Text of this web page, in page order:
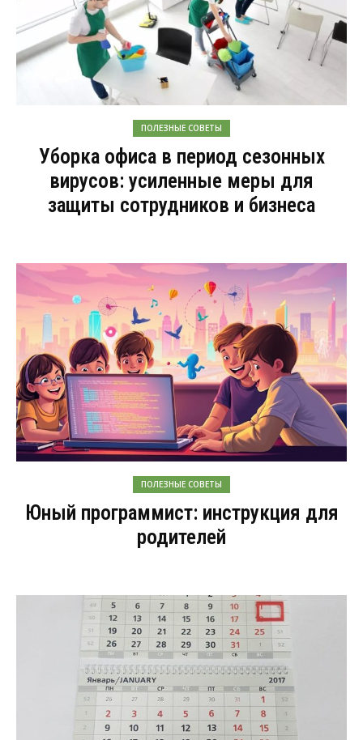
ПОЛЕЗНЫЕ СОВЕТЫ
Уборка офиса в период сезонных
вирусов: усиленные меры для
защиты сотрудников и бизнеса
ПОЛЕЗНЫЕ СОВЕТЫ
Юный программист: инструкция для
родителей